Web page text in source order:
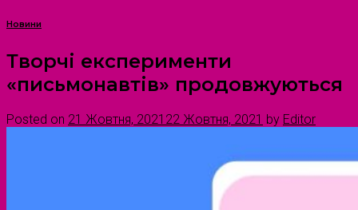
Новини
Творчі експерименти
«письмонавтів» продовжуються
Posted on 21 Жовтня, 2021 22 Жовтня, 2021 by Editor